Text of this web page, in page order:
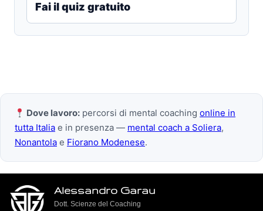
Fai il quiz gratuito
Dove lavoro: percorsi di mental coachingonline in
tutta Italia e in presenza — mental coach a Soliera,
Nonantola e Fiorano Modenese.
Alessandro Garau
Dott. Scienze del Coaching